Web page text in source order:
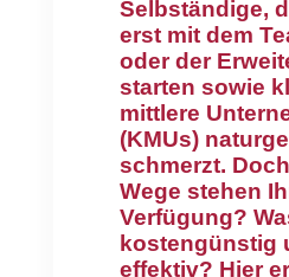
Selbständige,
erst mit dem
oder der
starten sowie
mittlere
(KMUs)
schmerzt.
Wege stehen
Verfügung?
kostengünstig
effektiv? Hier